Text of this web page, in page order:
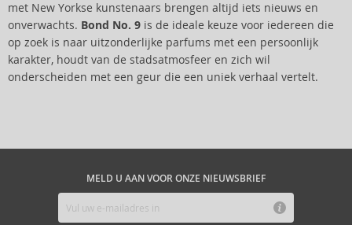
met New Yorkse kunstenaars brengen altijd iets nieuws en
onverwachts. Bond No. 9 is de ideale keuze voor iedereen die
op zoek is naar uitzonderlijke parfums met een persoonlijk
karakter, houdt van de stadsatmosfeer en zich wil
onderscheiden met een geur die een uniek verhaal vertelt.
MELD U AAN VOOR ONZE NIEUWSBRIEF